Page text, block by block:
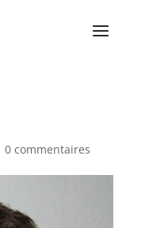
0 commentaires